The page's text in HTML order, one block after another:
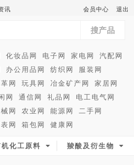
讯 会员中心 退出
搜产品
化妆品网 电子网 家电网
汽配网
办公用品网 纺织网
服装网
网 玩具网 冶金矿产网
家居网
网 通信网 礼品网
电工电气网
网 农业网 能源网
二手网
网 箱包网 健康网
机化工原料 羧酸及衍生物